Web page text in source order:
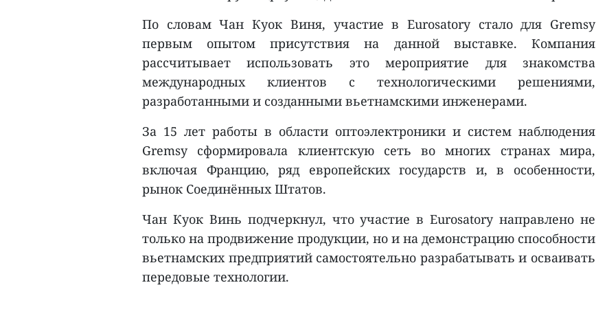
По словам Чан Куок Виня, участие в Eurosatory стало для Gremsy
первым опытом присутствия на данной выставке. Компания
рассчитывает использовать это мероприятие для знакомства
международных клиентов с технологическими решениями,
разработанными и созданными вьетнамскими инженерами.
За 15 лет работы в области оптоэлектроники и систем наблюдения
Gremsy сформировала клиентскую сеть во многих странах мира,
включая Францию, ряд европейских государств и, в особенности,
рынок Соединённых Штатов.
Чан Куок Винь подчеркнул, что участие в Eurosatory направлено не
только на продвижение продукции, но и на демонстрацию способности
вьетнамских предприятий самостоятельно разрабатывать и осваивать
передовые технологии.